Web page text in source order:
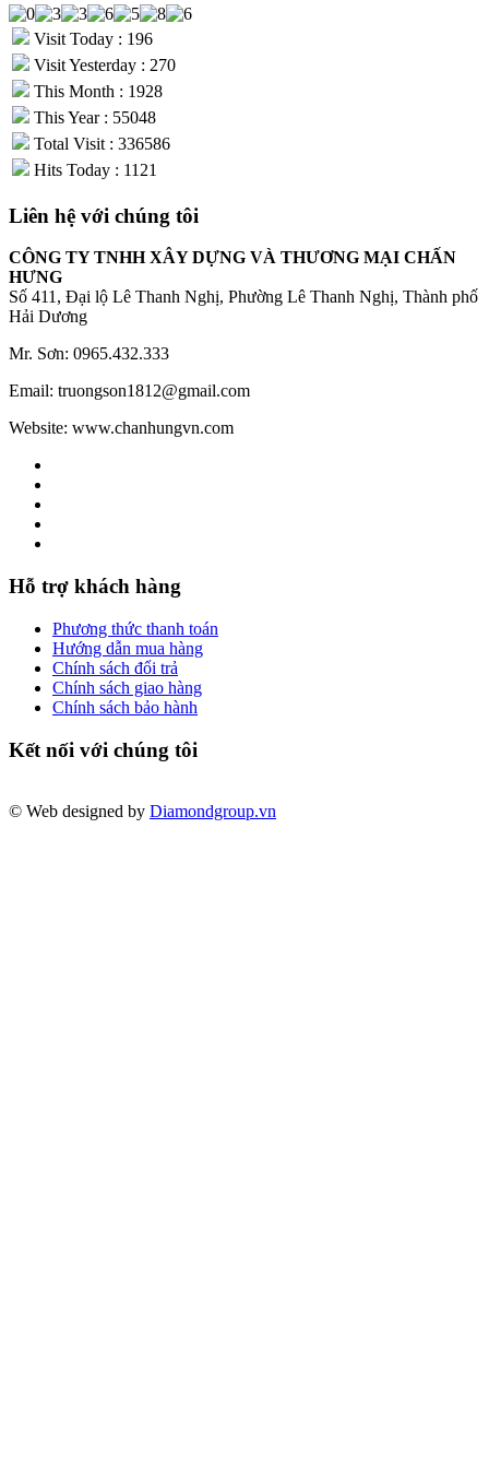
Visit Today : 196
Visit Yesterday : 270
This Month : 1928
This Year : 55048
Total Visit : 336586
Hits Today : 1121
Liên hệ với chúng tôi
CÔNG TY TNHH XÂY DỰNG VÀ THƯƠNG MẠI CHẤN
HƯNG
Số 411, Đại lộ Lê Thanh Nghị, Phường Lê Thanh Nghị, Thành phố
Hải Dương
Mr. Sơn: 0965.432.333
Email: truongson1812@gmail.com
Website: www.chanhungvn.com
Hỗ trợ khách hàng
Phương thức thanh toán
Hướng dẫn mua hàng
Chính sách đổi trả
Chính sách giao hàng
Chính sách bảo hành
Kết nối với chúng tôi
© Web designed by Diamondgroup.vn